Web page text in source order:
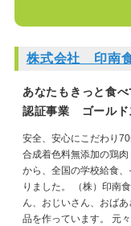
株式会社 印南
あなたもきっと食
認証事業 ゴールド
安全、安心にこだわり
合成着色料無添加の鶏
から、全国の学校給食
りました。 （株）印南
ん、おじいさん、おば
品を作っています。 元